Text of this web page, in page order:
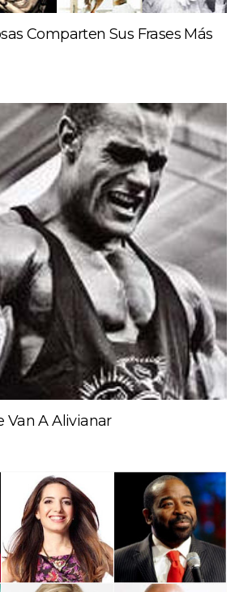
Comparten Sus Frases Más
Van A Alivianar